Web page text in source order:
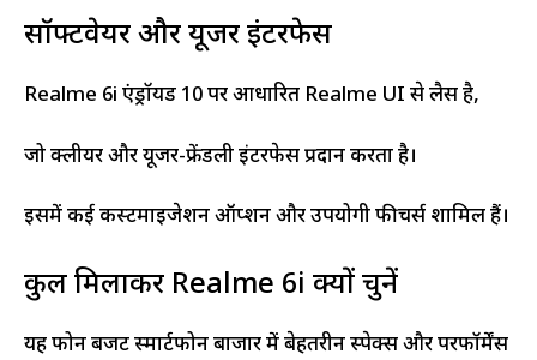
सॉफ्टवेयर और यूजर इंटरफेस
Realme 6i एंड्रॉयड 10 पर आधारित Realme UI से लैस है,
जो क्लीयर और यूजर-फ्रेंडली इंटरफेस प्रदान करता है।
इसमें कई कस्टमाइजेशन ऑप्शन और उपयोगी फीचर्स शामिल हैं।
कुल मिलाकर Realme 6i क्यों चुनें
यह फोन बजट स्मार्टफोन बाजार में बेहतरीन स्पेक्स और परफॉर्मेंस